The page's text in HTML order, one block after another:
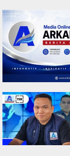
to
content